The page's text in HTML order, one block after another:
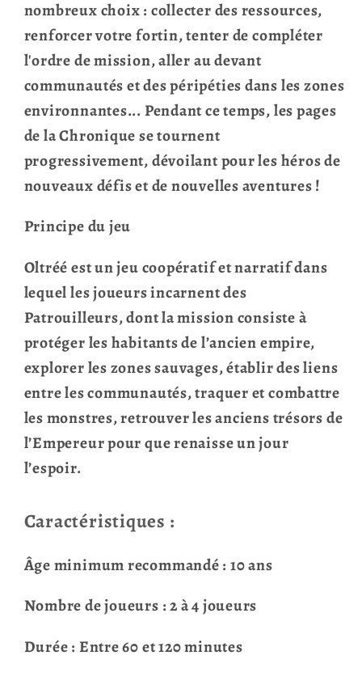
nombreux choix : collecter des ressources,
renforcer votre fortin, tenter de compléter
l'ordre de mission, aller au devant
communautés et des péripéties dans les zones
environnantes... Pendant ce temps, les pages
de la Chronique se tournent
progressivement, dévoilant pour les héros de
nouveaux défis et de nouvelles aventures !
Principe du jeu
Oltréé est un jeu coopératif et narratif dans
lequel les joueurs incarnent des
Patrouilleurs, dont la mission consiste à
protéger les habitants de l’ancien empire,
explorer les zones sauvages, établir des liens
entre les communautés, traquer et combattre
les monstres, retrouver les anciens trésors de
l’Empereur pour que renaisse un jour
l’espoir.
Caractéristiques :
Âge minimum recommandé : 10 ans
Nombre de joueurs : 2 à 4 joueurs
Durée : Entre 60 et 120 minutes